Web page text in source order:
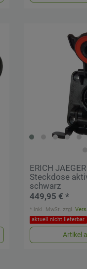
ERICH
Steckdose
schwarz
449,95 € *
aktuell nicht lieferbar
Artikel
* inkl. MwSt. zzgl.